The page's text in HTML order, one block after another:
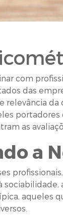
com
das
relevância
as
a
aqueles